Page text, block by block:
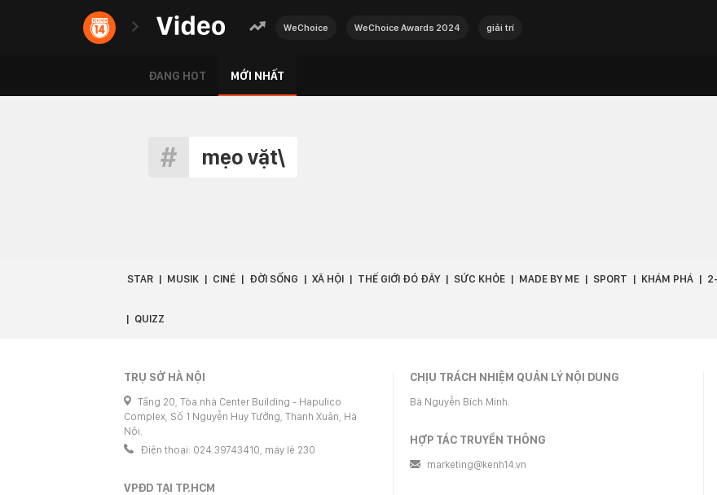
WeChoice WeChoice Awards 2024 giải trí
ĐANG HOT MỚI NHẤT
mẹo vặt\
STAR MUSIK CINÉ ĐỜI SỐNG XÃ HỘI THẾ GIỚI ĐÓ ĐÂY SỨC KHỎE MADE BY ME SPORT KHÁM PHÁ
QUIZZ
TRỤ SỞ HÀ NỘI
Tầng 20, Tòa nhà Center Building - Hapulico
Complex, Số 1 Nguyễn Huy Tưởng, Thanh Xuân, Hà
Nội.
Điện thoại: 024.39743410, máy lẻ 230
VPĐD TẠI TP.HCM
CHỊU TRÁCH NHIỆM QUẢN LÝ NỘI DUNG
Bà Nguyễn Bích Minh.
HỢP TÁC TRUYỀN THÔNG
marketing@kenh14.vn